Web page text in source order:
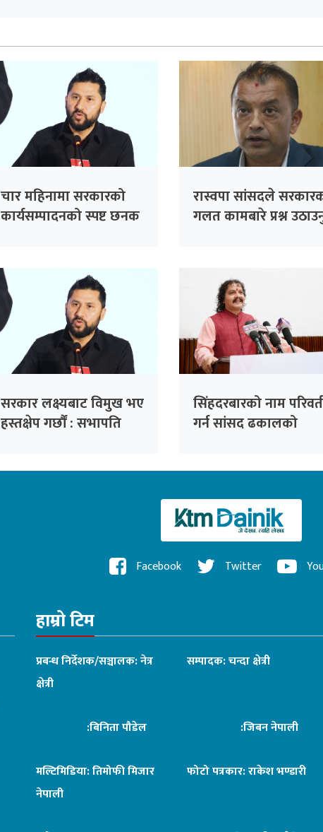
चार महिनामा सरकारको
कार्यसम्पादनको स्पष्ट छनक
रास्वपा सांसदले
गलत कामबारे प्रश्न
सरकार लक्ष्यबाट विमुख भए
हस्तक्षेप गर्छौं : सभापति
सिंहदरबारको नाम
गर्न सांसद ढकालको
Facebook Twitter
हाम्रो टिम
प्रबन्ध निर्देशक/सञ्चालक: नेत्र
क्षेत्री
सम्पादक: चन्दा क्षेत्री
:बिनिता पौडेल :जिबन नेपाली
मल्टिमिडिया: तिमोफी मिजार
नेपाली
फोटो पत्रकार: राकेश भण्डारी